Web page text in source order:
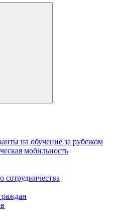
на обучение за рубежом
мобильность
сотрудничества